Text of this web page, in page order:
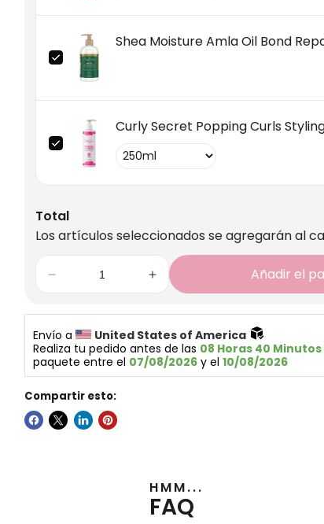
Shea Moisture Amla Oil Bond
Curly Secret Popping Curls
Total
Los artículos seleccionados se agregarán al
Añadir el
Envío a
United States of America
Realiza tu pedido antes de las 08 Horas 40
paquete entre el 07/08/2026 y el 10/08/2026
Compartir esto:
HMM...
FAQ